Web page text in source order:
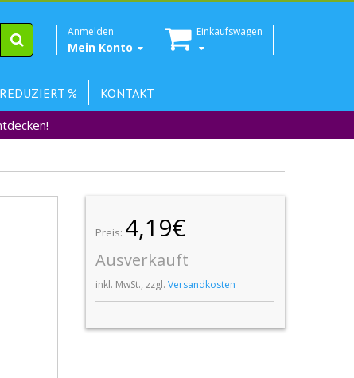
Anmelden
Mein Konto
Einkaufswagen
%
KONTAKT
Preis: 4,19€
Ausverkauft
inkl. MwSt., zzgl.Versandkosten